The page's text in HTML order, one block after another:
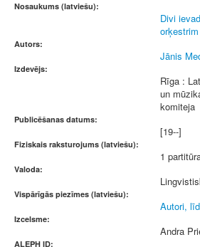
Nosaukums (latviešu):
Divi
orķestrim
Autors:
Jānis
Izdevējs:
Rīga :
un
komiteja
Publicēšanas datums:
[19--]
Fiziskais raksturojums (latviešu):
1
Valoda:
Vispārīgās piezīmes (latviešu):
Autori,
Izcelsme:
Andra
ALEPH ID: